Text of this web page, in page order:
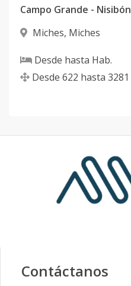
Campo Grande - Nisibón
Miches, Miches
Desde hasta Hab.
Desde 622 hasta 3281
Contáctanos